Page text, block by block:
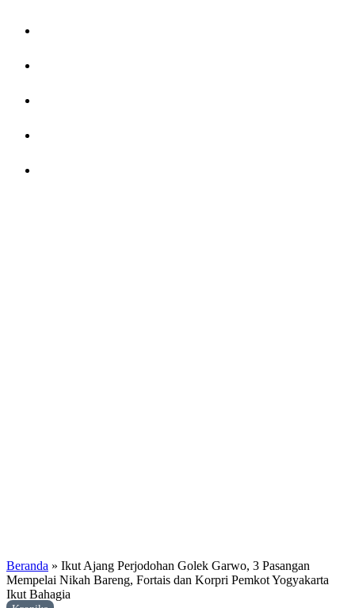
Beranda » Ikut Ajang Perjodohan Golek Garwo, 3 Pasangan
Mempelai Nikah Bareng, Fortais dan Korpri Pemkot Yogyakarta
Ikut Bahagia